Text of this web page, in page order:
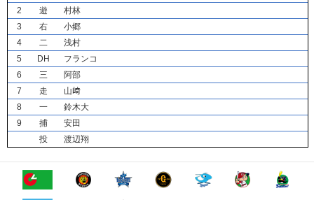
2
遊
村林
3
右
小郷
4
二
浅村
5
DH
フランコ
6
三
阿部
7
走
山﨑
8
一
鈴木大
9
捕
安田
投
渡辺翔